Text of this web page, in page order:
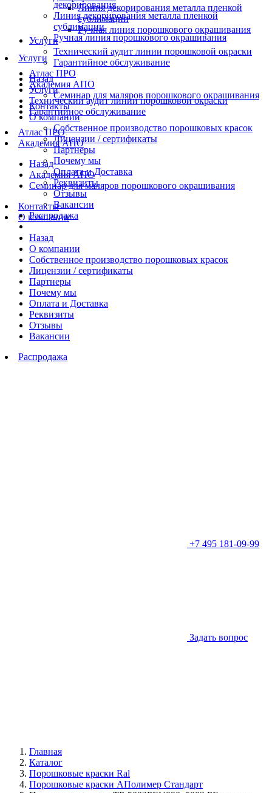
Линия декорирования металла пленкой
сублимации
Ручная линия порошкового окрашивания
Услуги
Технический аудит линии порошковой окраски
Гарантийное обслуживание
Атлас ПРО
Академия АПО
Семинар для маляров порошкового окрашивания
Контакты
О компании
Собственное производство порошковых красок
Лицензии / сертификаты
Партнеры
Почему мы
Оплата и Доставка
Реквизиты
Отзывы
Вакансии
Распродажа
декорирования
Линия декорирования металла пленкой
сублимации
Ручная линия порошкового окрашивания
Услуги
Назад
Услуги
Технический аудит линии порошковой окраски
Гарантийное обслуживание
Атлас ПРО
Академия АПО
Назад
Академия АПО
Семинар для маляров порошкового окрашивания
Контакты
О компании
Назад
О компании
Собственное производство порошковых красок
Лицензии / сертификаты
Партнеры
Почему мы
Оплата и Доставка
Реквизиты
Отзывы
Вакансии
Распродажа
+7 495 181-09-99
Задать вопрос
Главная
Каталог
Порошковые краски Ral
Порошковые краски АПолимер Стандарт